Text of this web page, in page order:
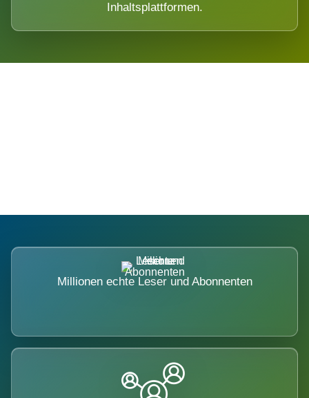
Inhaltsplattformen.
Millionen echte Leser und Abonnenten